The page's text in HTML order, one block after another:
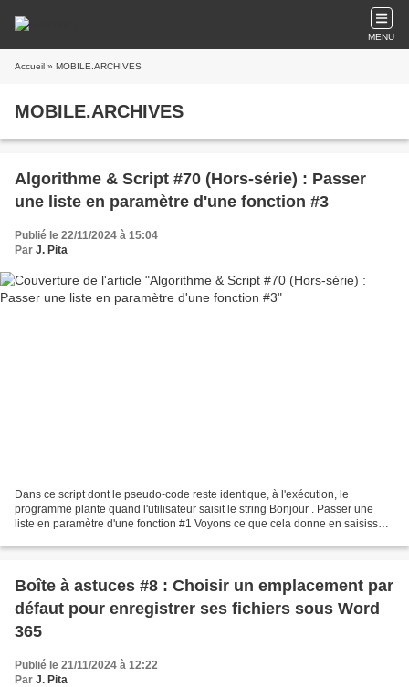
MENU
Accueil » MOBILE.ARCHIVES
MOBILE.ARCHIVES
Algorithme & Script #70 (Hors-série) : Passer
une liste en paramètre d'une fonction #3
Publié le 22/11/2024 à 15:04
Par J. Pita
Dans ce script dont le pseudo-code reste identique, à l'exécution, le
programme plante quand l'utilisateur saisit le string Bonjour . Passer une
liste en paramètre d'une fonction #1 Voyons ce que cela donne en saisissant
Boîte à astuces #8 : Choisir un emplacement par
défaut pour enregistrer ses fichiers sous Word
365
Publié le 21/11/2024 à 12:22
Par J. Pita